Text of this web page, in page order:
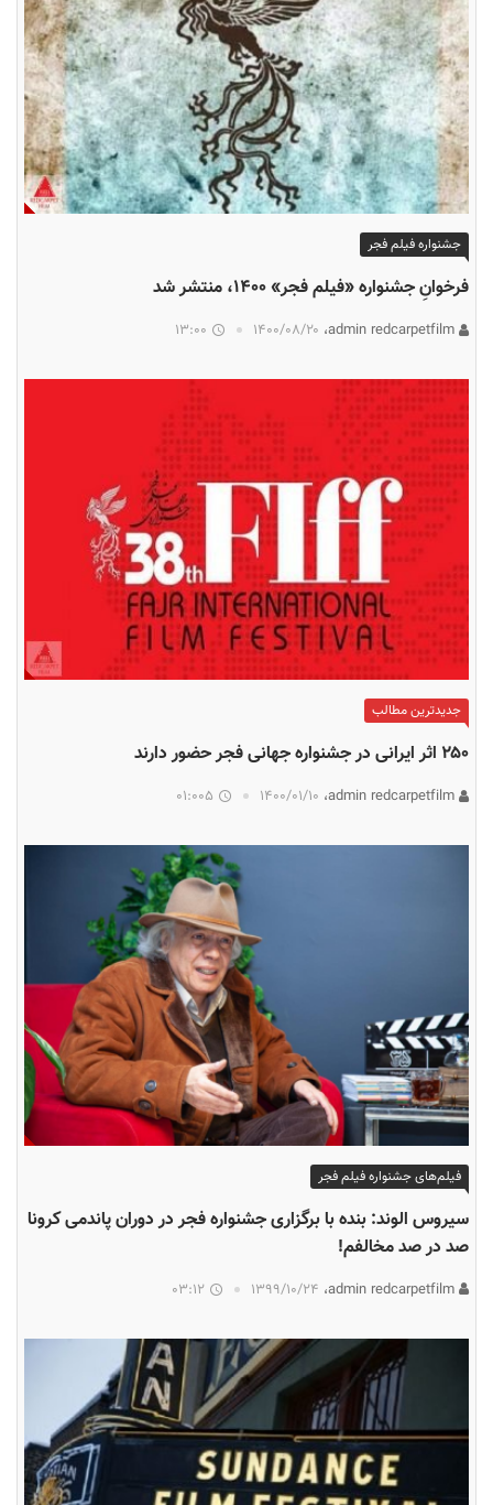
جشنواره فیلم فجر
فرخوانِ جشنواره «فیلم فجر» ۱۴۰۰، منتشر شد
۱۴۰۰/۰۸/۲۰ 13:00
جدیدترین مطالب
۲۵۰ اثر ایرانی در جشنواره جهانی فجر حضور دارند
۱۴۰۰/۰۱/۱۰ 01:005
فیلم‌های جشنواره فیلم فجر
سیروس الوند: بنده با برگزاری جشنواره فجر در دوران پاندمی کرونا
صد در صد مخالفم!
۱۳۹۹/۱۰/۲۴ 03:12